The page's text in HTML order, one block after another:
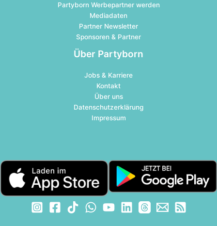
Partyborn Werbepartner werden
Mediadaten
Partner Newsletter
Sponsoren & Partner
Über Partyborn
Jobs & Karriere
Kontakt
Über uns
Datenschutzerklärung
Impressum